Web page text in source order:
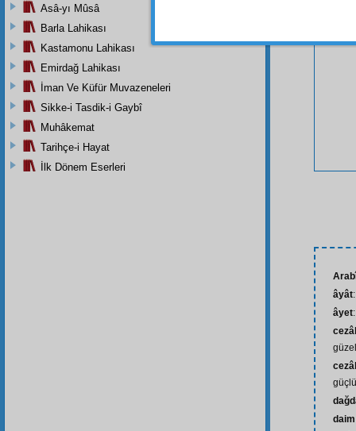
âyât
âyet
daim
Asâ-yı Mûsâ
Barla Lahikası
Kastamonu Lahikası
Emirdağ Lahikası
İman Ve Küfür Muvazeneleri
Sikke-i Tasdik-i Gaybî
Muhâkemat
Tarihçe-i Hayat
İlk Dönem Eserleri